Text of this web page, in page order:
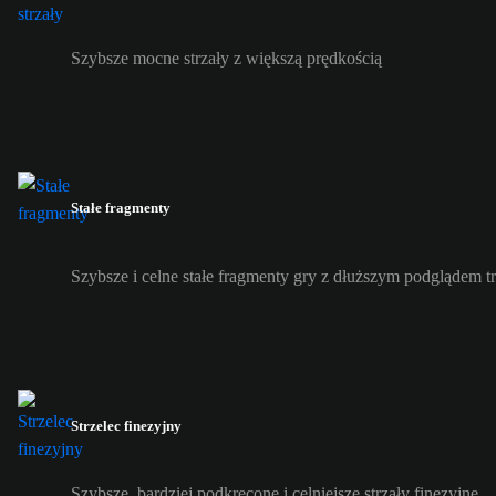
Szybsze mocne strzały z większą prędkością
Stałe fragmenty
Szybsze i celne stałe fragmenty gry z dłuższym podglądem
Strzelec finezyjny